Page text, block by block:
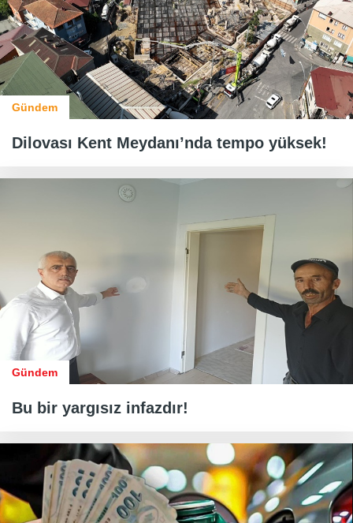
Gündem
Dilovası Kent Meydanı’nda tempo yüksek!
Gündem
Bu bir yargısız infazdır!